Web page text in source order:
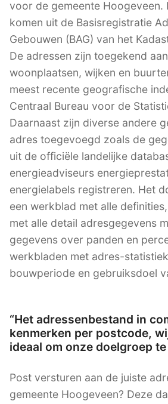
voor de gemeente Hoogeveen.
komen uit de Basisregistratie
Gebouwen (BAG) van het
De adressen zijn toegekend
woonplaatsen, wijken en
meest recente geografische
Centraal Bureau voor de
Daarnaast zijn diverse andere
adres toegevoegd zoals de
uit de officiële landelijke
energieadviseurs
energielabels registreren. Het
een werkblad met alle
met alle detail adresgegevens
gegevens over panden en
werkbladen met adres-
bouwperiode en gebruiksdoel
“Het adressenbestand in
kenmerken per postcode,
ideaal om onze doelgroep
Post versturen aan de juiste
gemeente Hoogeveen? Deze